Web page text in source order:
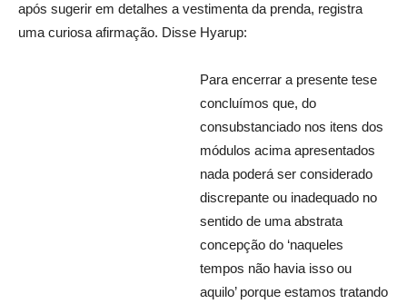
após sugerir em detalhes a vestimenta da prenda, registra
uma curiosa afirmação. Disse Hyarup:
Para encerrar a presente tese
concluímos que, do
consubstanciado nos itens dos
módulos acima apresentados
nada poderá ser considerado
discrepante ou inadequado no
sentido de uma abstrata
concepção do ‘naqueles
tempos não havia isso ou
aquilo’ porque estamos tratando